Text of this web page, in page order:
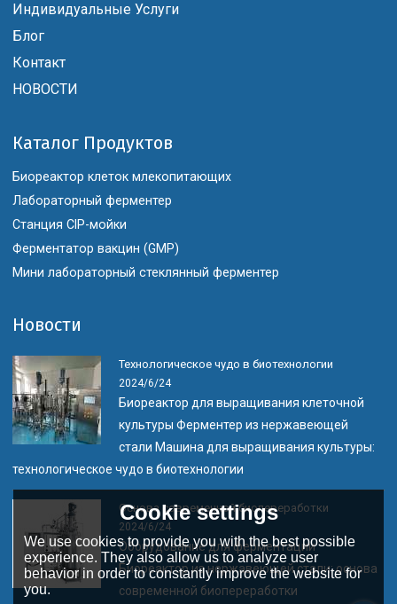
Индивидуальные Услуги
Блог
Контакт
НОВОСТИ
Каталог Продуктов
Биореактор клеток млекопитающих
Лабораторный ферментер
Станция CIP-мойки
Ферментатор вакцин (GMP)
Мини лабораторный стеклянный ферментер
Новости
Технологическое чудо в биотехнологии
2024/6/24
Биореактор для выращивания клеточной
культуры Ферментер из нержавеющей
стали Машина для выращивания культуры:
технологическое чудо в биотехнологии
Основа современной биопереработки
2024/6/24
Оборудование для ферментации
Биореактор из нержавеющей стали: основа
современной биопереработки
Cookie settings
We use cookies to provide you with the best possible
experience. They also allow us to analyze user
behavior in order to constantly improve the website for
you.